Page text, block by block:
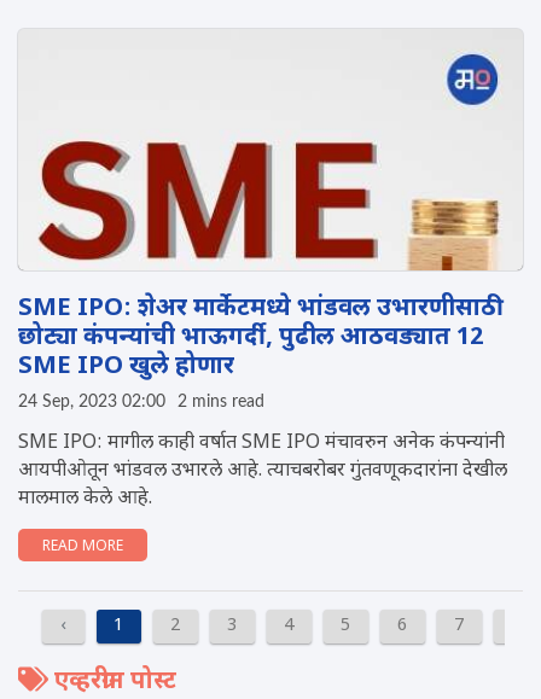
SME IPO: शेअर मार्केटमध्ये भांडवल उभारणीसाठी
छोट्या कंपन्यांची भाऊगर्दी, पुढील आठवड्यात 12
SME IPO खुले होणार
24 Sep, 2023 02:00 2 mins read
SME IPO: मागील काही वर्षात SME IPO मंचावरुन अनेक कंपन्यांनी
आयपीओतून भांडवल उभारले आहे. त्याचबरोबर गुंतवणूकदारांना देखील
मालमाल केले आहे.
READ MORE
‹ 1 2 3 4 5 6 7
एव्हरग्रीन पोस्ट